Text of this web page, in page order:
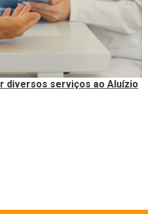
diversos serviços ao Aluízio